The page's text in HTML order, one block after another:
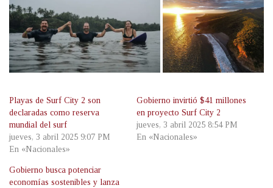
Playas de Surf City 2 son
declaradas como reserva
mundial del surf
jueves, 3 abril 2025 9:07 PM
En «Nacionales»
Gobierno invirtió $41 millones
en proyecto Surf City 2
jueves, 3 abril 2025 8:54 PM
En «Nacionales»
Gobierno busca potenciar
economías sostenibles y lanza